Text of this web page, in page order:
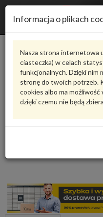
Informacja o plikach
Nasza strona internetowa
ciasteczka) w celach
funkcjonalnych. Dzięki nim
stronę do twoich potrzeb.
cookies albo ma możliwość
dzięki czemu nie będą
Karta
4M0805803A
VAG - produkt oryginalny VW AUDI
Taśma uszczelniająca z
213,93 zł